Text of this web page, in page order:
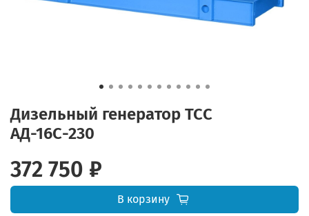
Дизельный генератор ТСС
АД-16С-230
372 750 ₽
В корзину